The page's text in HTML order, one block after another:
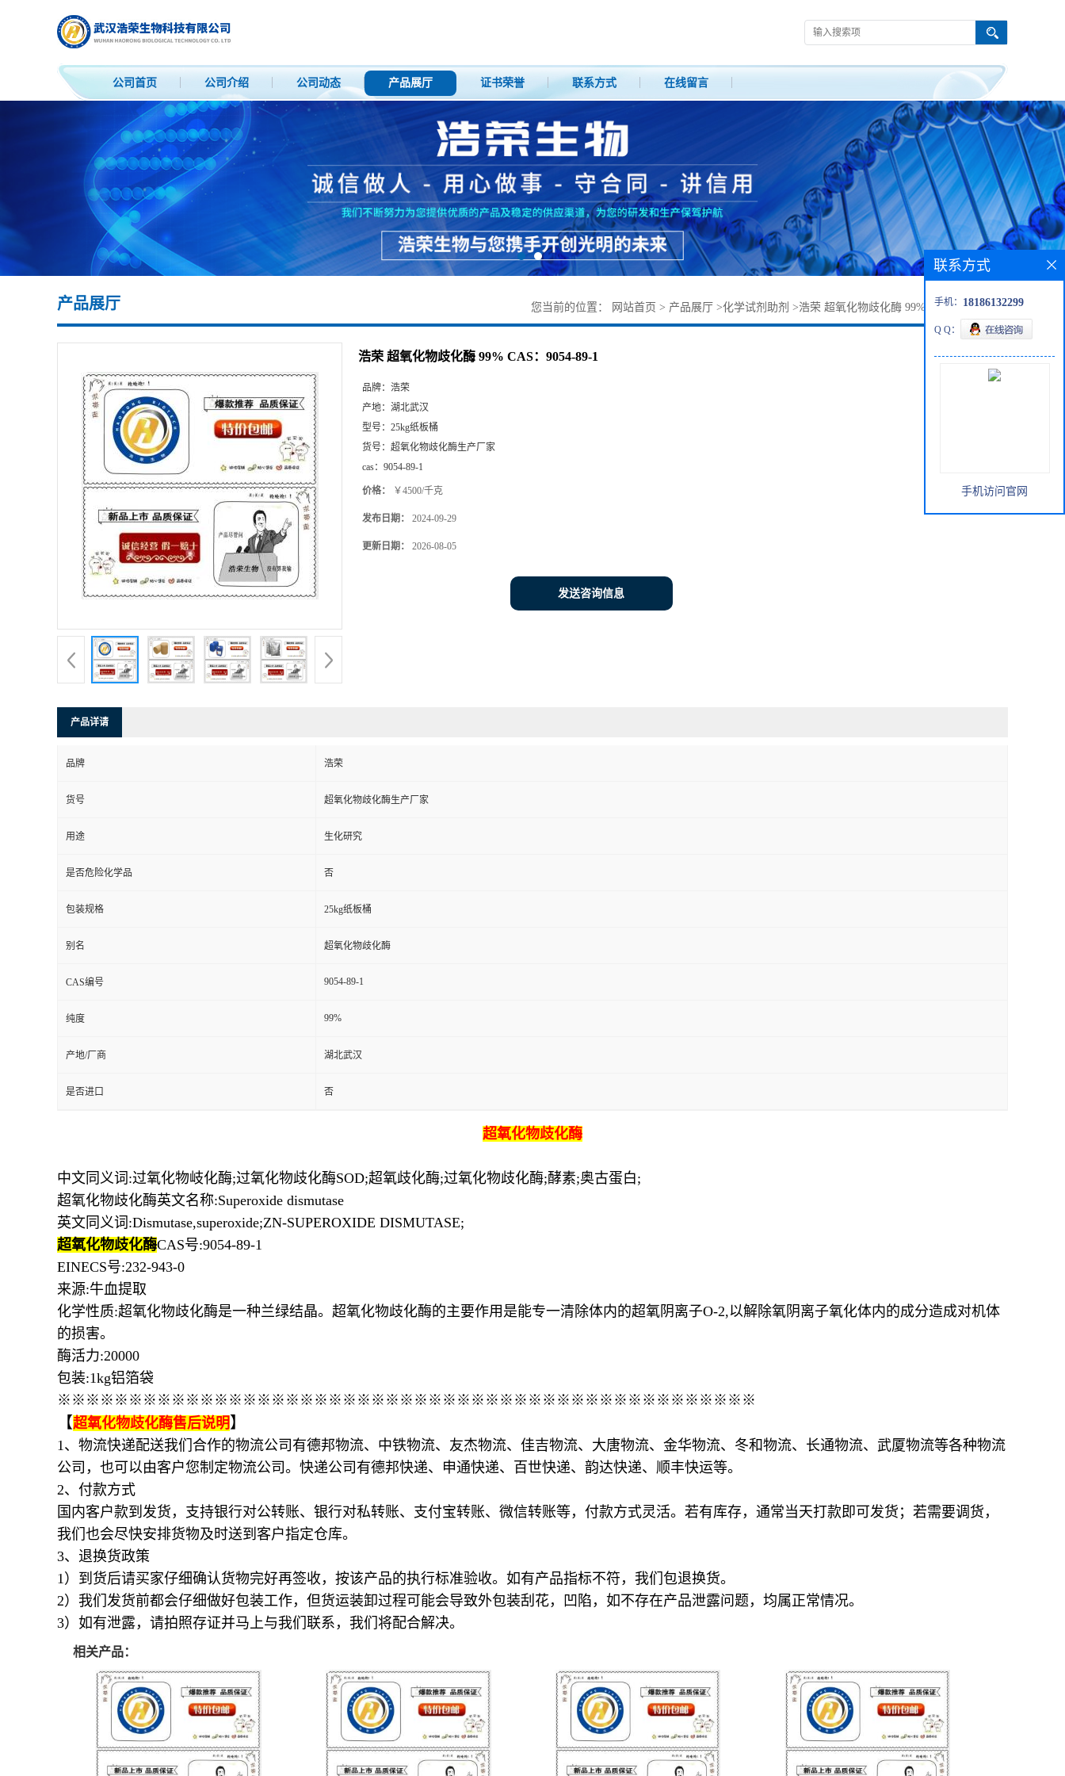
公司首页 公司介绍 公司动态 产品展厅 证书荣誉 联系方式 在线留言
产品展厅 您当前的位置： 网站首页 > 产品展厅 >化学试剂助剂 >浩荣 超氧化物歧化酶 99% CAS：9054-89-1
浩荣 超氧化物歧化酶 99% CAS：9054-89-1
品牌： 浩荣
产地： 湖北武汉
型号： 25kg纸板桶
货号： 超氧化物歧化酶生产厂家
cas： 9054-89-1
价格： ￥4500/千克
发布日期： 2024-09-29
更新日期： 2026-08-05
发送咨询信息
产品详请
品牌 浩荣
货号 超氧化物歧化酶生产厂家
用途 生化研究
是否危险化学品 否
包装规格 25kg纸板桶
别名 超氧化物歧化酶
CAS编号 9054-89-1
纯度 99%
产地/厂商 湖北武汉
是否进口 否
超氧化物歧化酶
中文同义词:过氧化物岐化酶;过氧化物歧化酶SOD;超氧歧化酶;过氧化物歧化酶;酵素;奥古蛋白;
超氧化物歧化酶英文名称:Superoxide dismutase
英文同义词:Dismutase,superoxide;ZN-SUPEROXIDE DISMUTASE;
超氧化物歧化酶CAS号:9054-89-1
EINECS号:232-943-0
来源:牛血提取
化学性质:超氧化物歧化酶是一种兰绿结晶。超氧化物歧化酶的主要作用是能专一清除体内的超氧阴离子O-2,以解除氧阴离子氧化体内的成分造成对机体
的损害。
酶活力:20000
包装:1kg铝箔袋
※※※※※※※※※※※※※※※※※※※※※※※※※※※※※※※※※※※※※※※※※※※※※※※※※
【超氧化物歧化酶售后说明 】
1、物流快递配送我们合作的物流公司有德邦物流、中铁物流、友杰物流、佳吉物流、大唐物流、金华物流、冬和物流、长通物流、武厦物流等各种物流
公司，也可以由客户您制定物流公司。快递公司有德邦快递、申通快递、百世快递、韵达快递、顺丰快运等。
2、付款方式
国内客户款到发货，支持银行对公转账、银行对私转账、支付宝转账、微信转账等，付款方式灵活。若有库存，通常当天打款即可发货；若需要调货，
我们也会尽快安排货物及时送到客户指定仓库。
3、退换货政策
1）到货后请买家仔细确认货物完好再签收，按该产品的执行标准验收。如有产品指标不符，我们包退换货。
2）我们发货前都会仔细做好包装工作，但货运装卸过程可能会导致外包装刮花，凹陷，如不存在产品泄露问题，均属正常情况。
3）如有泄露，请拍照存证并马上与我们联系，我们将配合解决。
相关产品：
联系方式
手机： 18186132299
Q Q：
手机访问官网